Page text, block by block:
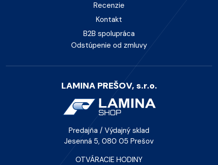
Recenzie
Kontakt
B2B spolupráca
Odstúpenie od zmluvy
LAMINA PREŠOV, s.r.o.
Predajňa / Výdajný sklad
Jesenná 5, 080 05 Prešov
OTVÁRACIE HODINY